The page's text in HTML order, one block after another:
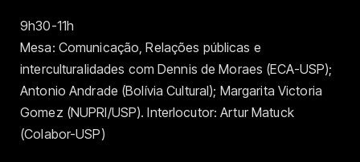
9h30-11h
Mesa: Comunicação, Relações públicas e
interculturalidades com Dennis de Moraes (ECA-USP);
Antonio Andrade (Bolívia Cultural); Margarita Victoria
Gomez (NUPRI/USP). Interlocutor: Artur Matuck
(Colabor-USP)